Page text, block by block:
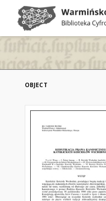
OBJECT